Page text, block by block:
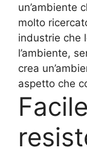
un’ambiente
molto
industrie che
l’ambiente,
crea
aspetto che